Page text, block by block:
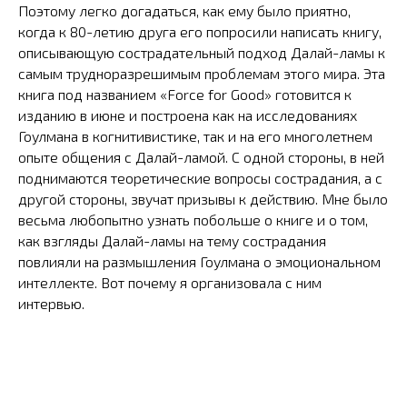
Поэтому легко догадаться, как ему было приятно,
когда к 80-летию друга его попросили написать книгу,
описывающую сострадательный подход Далай-ламы к
самым трудноразрешимым проблемам этого мира. Эта
книга под названием «Force for Good» готовится к
изданию в июне и построена как на исследованиях
Гоулмана в когнитивистике, так и на его многолетнем
опыте общения с Далай-ламой. С одной стороны, в ней
поднимаются теоретические вопросы сострадания, а с
другой стороны, звучат призывы к действию. Мне было
весьма любопытно узнать побольше о книге и о том,
как взгляды Далай-ламы на тему сострадания
повлияли на размышления Гоулмана о эмоциональном
интеллекте. Вот почему я организовала с ним
интервью.